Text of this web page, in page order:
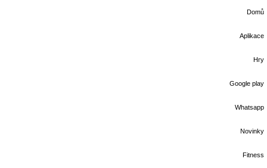
Domů
Aplikace
Hry
Google play
Whatsapp
Novinky
Fitness